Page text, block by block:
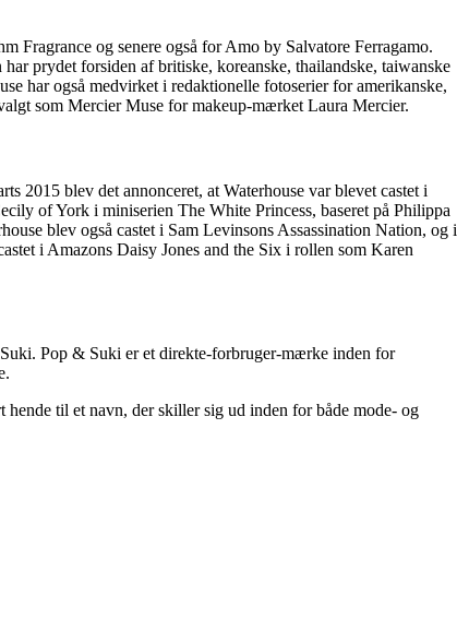
Fragrance og senere også for Amo by Salvatore Ferragamo.
prydet forsiden af britiske, koreanske, thailandske, taiwanske
har også medvirket i redaktionelle fotoserier for amerikanske,
som Mercier Muse for makeup-mærket Laura Mercier.
2015 blev det annonceret, at Waterhouse var blevet castet i
of York i miniserien The White Princess, baseret på Philippa
blev også castet i Sam Levinsons Assassination Nation, og i
i Amazons Daisy Jones and the Six i rollen som Karen
Pop & Suki er et direkte-forbruger-mærke inden for
til et navn, der skiller sig ud inden for både mode- og